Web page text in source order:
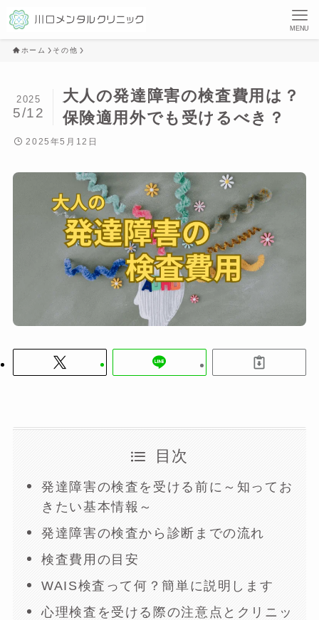
MENU
ホーム その他
大人の発達障害の検査費用は？
保険適用外でも受けるべき？
2025
5/12
2025年5月12日
目次
発達障害の検査を受ける前に～知ってお
きたい基本情報～
発達障害の検査から診断までの流れ
検査費用の目安
WAIS検査って何？簡単に説明します
心理検査を受ける際の注意点とクリニッ